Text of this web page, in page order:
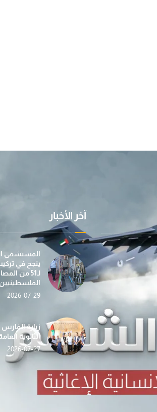
آخر الأخبار
المستشفى
ينجح في
لـ51 من
الفلسطينيين
2026-07-29
الثانوية
2026-07-27
بمساهمة من مؤسسة صقر بن محمد
عملية "الفارس الشهم 3" تسيّر إلى غزة
في
ضمن مبادرة “دفء
حصاد الأسبوع (112) …